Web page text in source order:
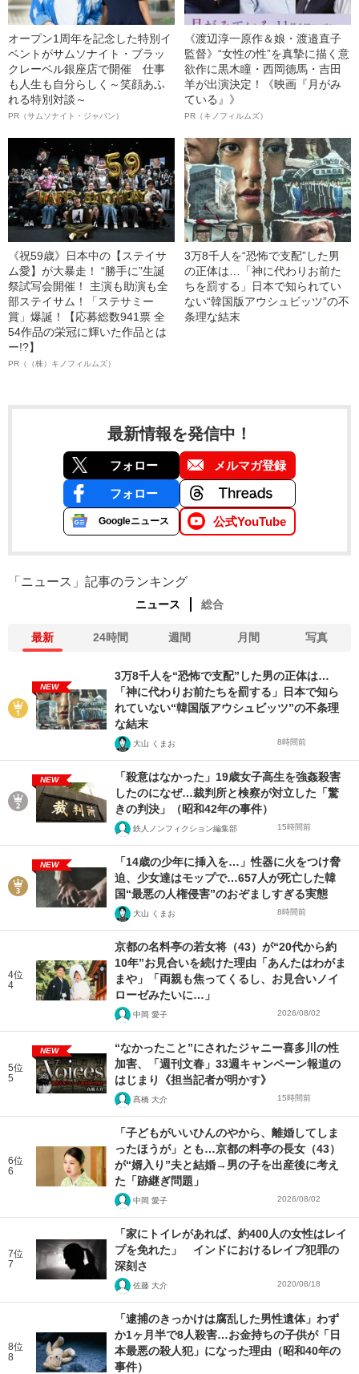
オープン1周年を記念した特別イ
ベントがサムソナイト・ブラッ
クレーベル銀座店で開催 仕事
も人生も自分らしく～笑顔あふ
れる特別対談～
PR（サムソナイト・ジャパン）
《渡辺淳一原作＆娘・渡邉直子
監督》“女性の性”を真摯に描く意
欲作に黒木瞳・西岡德馬・吉田
羊が出演決定！《映画『月がみ
ている』》
PR（キノフィルムズ）
《祝59歳》日本中の【ステイサ
ム愛】が大暴走！ “勝手に”生誕
祭試写会開催！ 主演も助演も全
部ステイサム！「ステサミー
賞」爆誕！【応募総数941票 全
54作品の栄冠に輝いた作品とは
ー!?】
PR（（株）キノフィルムズ）
3万8千人を“恐怖で支配”した男
の正体は…「神に代わりお前た
ちを罰する」日本で知られてい
ない“韓国版アウシュビッツ”の不
条理な結末
最新情報を発信中！
フォロー メルマガ登録
フォロー
Googleニュース 公式YouTube
「ニュース」記事のランキング
ニュース 総合
最新 24時間 週間 月間 写真
NEW
3万8千人を“恐怖で支配”した男の正体は…
「神に代わりお前たちを罰する」日本で知ら
れていない“韓国版アウシュビッツ”の不条理
な結末
大山 くまお 8時間前
NEW
「殺意はなかった」19歳女子高生を強姦殺害
したのになぜ…裁判所と検察が対立した「驚
きの判決」（昭和42年の事件）
鉄人ノンフィクション編集部 15時間前
NEW
「14歳の少年に挿入を…」性器に火をつけ脅
迫、少女達はモップで…657人が死亡した韓
国“最悪の人権侵害”のおぞましすぎる実態
大山 くまお 8時間前
4位
4
京都の名料亭の若女将（43）が“20代から約
10年”お見合いを続けた理由「あんたはわがま
まや」「両親も焦ってくるし、お見合いノイ
ローゼみたいに…」
中岡 愛子 2026/08/02
5位
5
NEW
“なかったこと”にされたジャニー喜多川の性
加害、「週刊文春」33週キャンペーン報道の
はじまり《担当記者が明かす》
髙橋 大介 15時間前
6位
6
「子どもがいいひんのやから、離婚してしま
ったほうが」とも…京都の料亭の長女（43）
が“婿入り”夫と結婚→男の子を出産後に考え
た「跡継ぎ問題」
中岡 愛子 2026/08/02
7位
7
「家にトイレがあれば、約400人の女性はレイ
プを免れた」 インドにおけるレイプ犯罪の
深刻さ
佐藤 大介 2020/08/18
8位
8
「逮捕のきっかけは腐乱した男性遺体」わず
か1ヶ月半で8人殺害…お金持ちの子供が「日
本最悪の殺人犯」になった理由（昭和40年の
事件）